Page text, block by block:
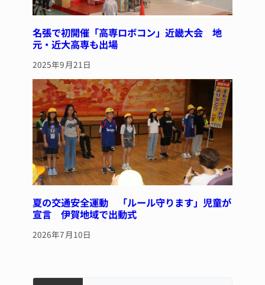
名張で初開催「高専ロボコン」近畿大会 地
元・近大高専も出場
2025年9月21日
夏の交通安全運動 「ルール守ります」児童が
宣言 伊賀地域で出動式
2026年7月10日